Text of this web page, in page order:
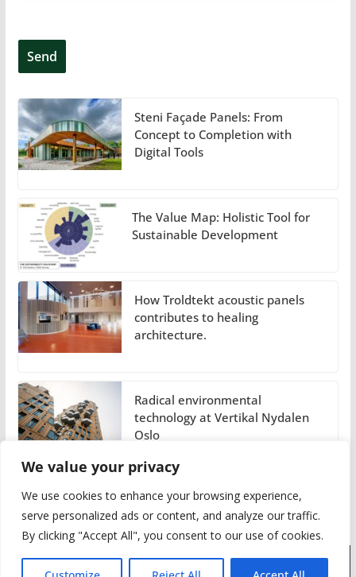
We value your privacy
We use cookies to enhance your browsing experience,
serve personalized ads or content, and analyze our traffic.
By clicking "Accept All", you consent to our use of cookies.
Steni Façade Panels: From
Concept to Completion with
Digital Tools
The Value Map: Holistic Tool for
Sustainable Development
How Troldtekt acoustic panels
contributes to healing
architecture.
Radical environmental
technology at Vertikal Nydalen
Oslo